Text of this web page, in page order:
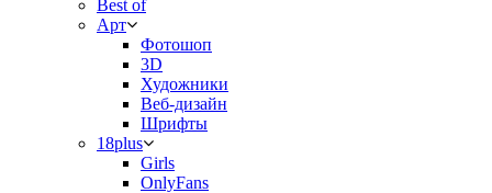
Best of
Арт
Фотошоп
3D
Художники
Веб-дизайн
Шрифты
18plus
Girls
OnlyFans